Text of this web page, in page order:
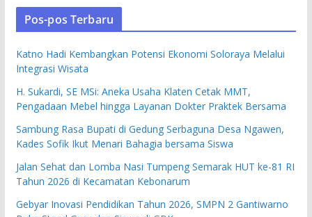
Pos-pos Terbaru
Katno Hadi Kembangkan Potensi Ekonomi Soloraya Melalui
Integrasi Wisata
H. Sukardi, SE MSi: Aneka Usaha Klaten Cetak MMT,
Pengadaan Mebel hingga Layanan Dokter Praktek Bersama
Sambung Rasa Bupati di Gedung Serbaguna Desa Ngawen,
Kades Sofik Ikut Menari Bahagia bersama Siswa
Jalan Sehat dan Lomba Nasi Tumpeng Semarak HUT ke-81 RI
Tahun 2026 di Kecamatan Kebonarum
Gebyar Inovasi Pendidikan Tahun 2026, SMPN 2 Gantiwarno